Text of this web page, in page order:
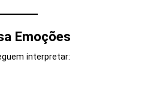
Emoções
interpretar: